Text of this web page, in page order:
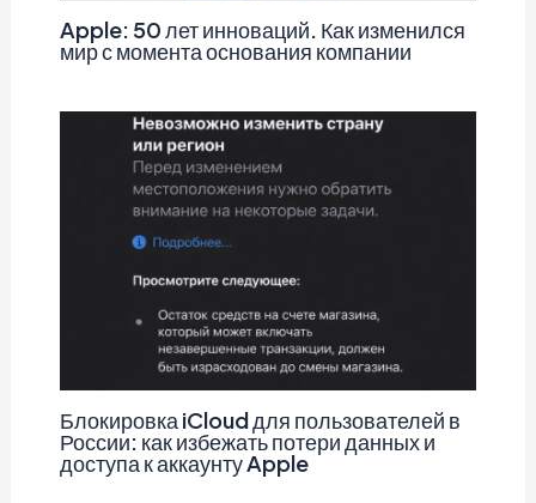
Apple: 50 лет инноваций. Как изменился
мир с момента основания компании
Блокировка iCloud для пользователей в
России: как избежать потери данных и
доступа к аккаунту Apple